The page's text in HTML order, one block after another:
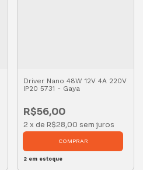
Driver Nano 48W 12V 4A 220V
IP20 5731 - Gaya
R$56,00
2 x de R$28,00 sem juros
2em estoque